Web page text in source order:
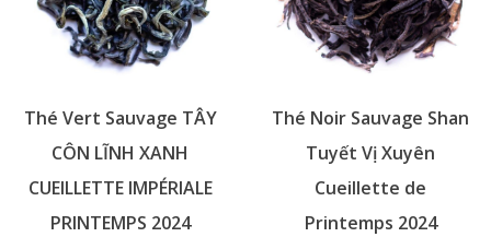
Le
Blog
Contact
Mon
compte
peuvent
choisies
la
page
du
peuvent
être
choisies
la
Thé Vert Sauvage TÂY
CÔN LĨNH XANH
CUEILLETTE IMPÉRIALE
PRINTEMPS 2024
Thé Noir Sauvage Shan
Tuyết Vị Xuyên
Cueillette de
Printemps 2024